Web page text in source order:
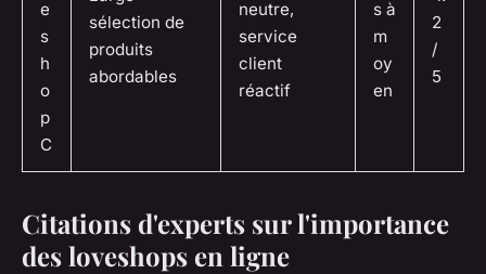
e
s
h
o
p
C
sélection de
produits
abordables
neutre,
service
client
réactif
s à
m
oy
en
2
/
5
Citations d'experts sur l'importance
des loveshops en ligne